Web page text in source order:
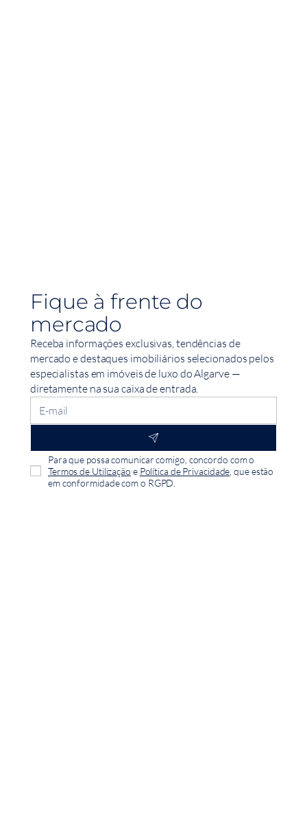
Fique à frente do
mercado
Receba informações exclusivas, tendências de
mercado e destaques imobiliários selecionados pelos
especialistas em imóveis de luxo do Algarve —
diretamente na sua caixa de entrada.
Para que possa comunicar comigo, concordo com o
Termos de Utilização e Política de Privacidade , que estão
em conformidade com o RGPD.